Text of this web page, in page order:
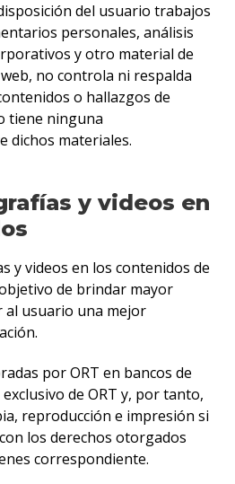
del usuario trabajos
personales, análisis
y otro material de
no controla ni respalda
o hallazgos de
tiene ninguna
dichos materiales.
y videos en
y videos en los contenidos de
de brindar mayor
usuario una mejor
por ORT en bancos de
de ORT y, por tanto,
reproducción e impresión si
los derechos otorgados
correspondiente.